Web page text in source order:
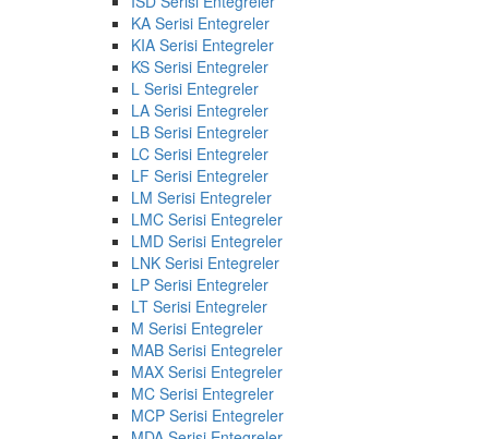
KA Serisi Entegreler
KIA Serisi Entegreler
KS Serisi Entegreler
L Serisi Entegreler
LA Serisi Entegreler
LB Serisi Entegreler
LC Serisi Entegreler
LF Serisi Entegreler
LM Serisi Entegreler
LMC Serisi Entegreler
LMD Serisi Entegreler
LNK Serisi Entegreler
LP Serisi Entegreler
LT Serisi Entegreler
M Serisi Entegreler
MAB Serisi Entegreler
MAX Serisi Entegreler
MC Serisi Entegreler
MCP Serisi Entegreler